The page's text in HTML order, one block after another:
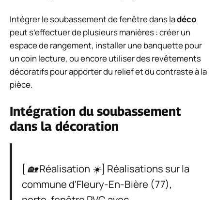
Intégrer le soubassement de fenêtre dans ladéco
peut s’effectuer de plusieurs manières : créer un
espace de rangement, installer une banquette pour
un coin lecture, ou encore utiliser des revêtements
décoratifs pour apporter du relief et du contraste à la
pièce.
Intégration du soubassement
dans la décoration
[ 🏡 Réalisation ☀️] Réalisations sur la
commune d'Fleury-En-Bière (77),